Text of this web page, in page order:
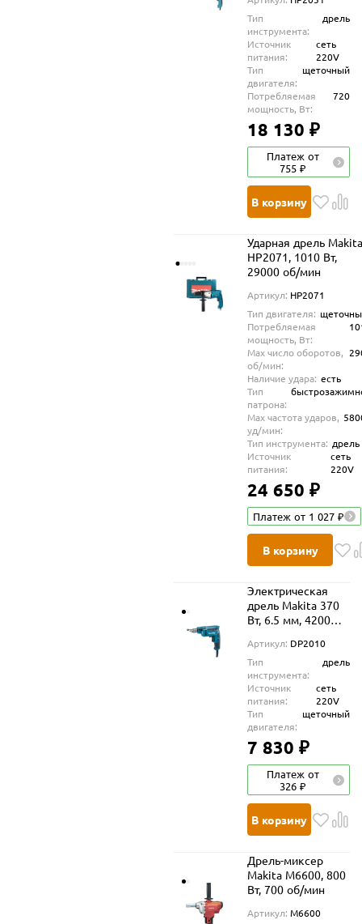
Тип
инструмента:
дрель
Источник
питания:
сеть
220V
Тип
двигателя:
щеточный
Потребляемая
мощность, Вт:
720
18 130 ₽
Платеж от
755 ₽
В корзину
Ударная дрель
HP2071, 1010 Вт,
29000 об/мин
Артикул: HP2071
Тип двигателя:
Потребляемая
мощность, Вт:
Max число оборотов,
об/мин:
Наличие удара: есть
Тип
патрона:
Max частота ударов,
уд/мин:
Тип инструмента: дрель
Источник
питания:
сеть
220V
24 650 ₽
Платеж от 1 027 ₽
В корзину
Электрическая
дрель Makita 370
Вт, 6.5 мм, 4200
Артикул: DP2010
Тип
инструмента:
дрель
Источник
питания:
сеть
220V
Тип
двигателя:
щеточный
7 830 ₽
Платеж от
326 ₽
В корзину
Дрель-миксер
Makita M6600, 800
Вт, 700 об/мин
Артикул: M6600